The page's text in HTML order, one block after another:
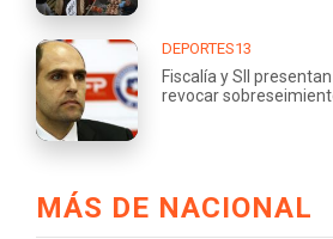
DEPORTES13
Fiscalía y SII
revocar
MÁS DE NACIONAL